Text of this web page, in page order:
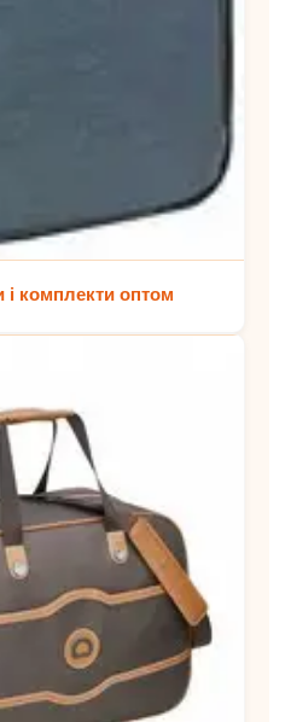
і комплекти оптом